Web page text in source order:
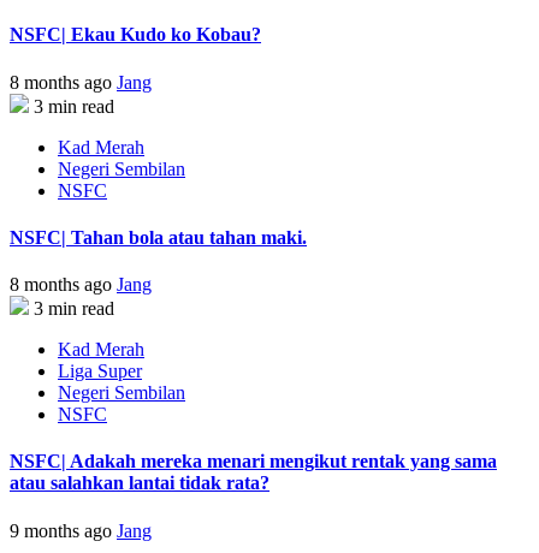
NSFC| Ekau Kudo ko Kobau?
8 months ago Jang
3 min read
Kad Merah
Negeri Sembilan
NSFC
NSFC| Tahan bola atau tahan maki.
8 months ago Jang
3 min read
Kad Merah
Liga Super
Negeri Sembilan
NSFC
NSFC| Adakah mereka menari mengikut rentak yang sama
atau salahkan lantai tidak rata?
9 months ago Jang